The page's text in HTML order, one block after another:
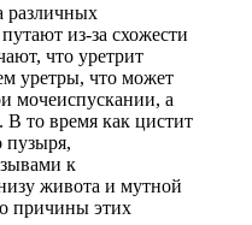
различных
из-за схожести
что уретрит
уретры, что может
мочеиспускании, а
В то время как цистит
пузыря,
к
живота и мутной
причины этих